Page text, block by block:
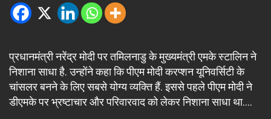
प्रधानमंत्री नरेंद्र मोदी पर तमिलनाडु के मुख्यमंत्री एमके स्टालिन ने
निशाना साधा है. उन्होंने कहा कि पीएम मोदी करप्शन यूनिवर्सिटी के
चांसलर बनने के लिए सबसे योग्य व्यक्ति हैं. इससे पहले पीएम मोदी ने
डीएमके पर भ्रष्टाचार और परिवारवाद को लेकर निशाना साधा था….